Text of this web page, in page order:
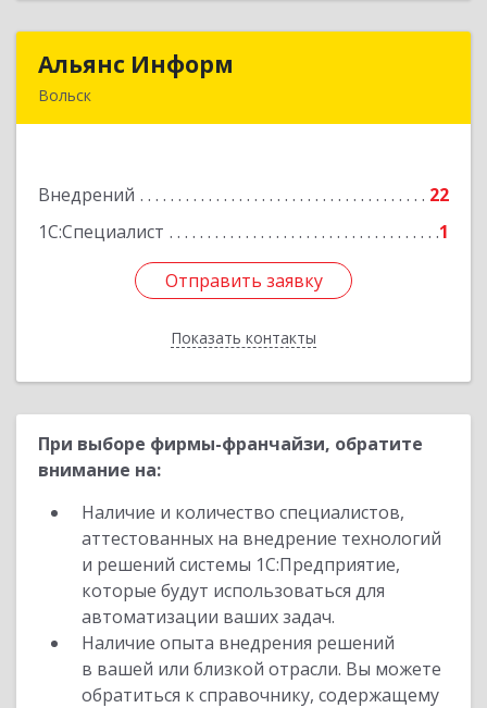
Альянс Информ
Вольск
Внедрений
22
1С:Специалист
1
Отправить заявку
Показать контакты
Подробнее
Отправить заявку
Назад
При выборе фирмы-франчайзи, обратите
внимание на:
Наличие и количество специалистов,
аттестованных на внедрение технологий
и решений системы 1С:Предприятие,
которые будут использоваться для
автоматизации ваших задач.
Наличие опыта внедрения решений
в вашей или близкой отрасли. Вы можете
обратиться к справочнику, содержащему